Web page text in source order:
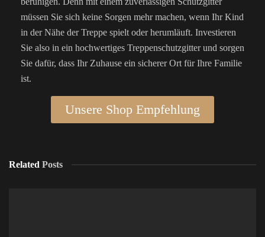
müssen Sie sich keine Sorgen mehr machen, wenn Ihr Kind
in der Nähe der Treppe spielt oder herumläuft. Investieren
Sie also in ein hochwertiges Treppenschutzgitter und sorgen
Sie dafür, dass Ihr Zuhause ein sicherer Ort für Ihre Familie
ist.
Unsere Shop Empfehlung
Related Posts